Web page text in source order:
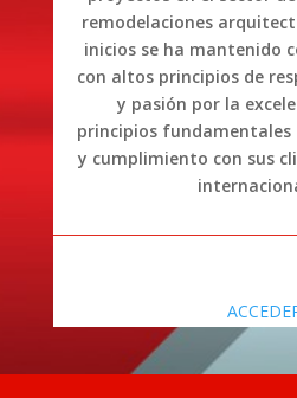
remodelaciones
inicios se ha mantenido
con altos principios de
y pasión por la
principios fundamentales
y cumplimiento con sus